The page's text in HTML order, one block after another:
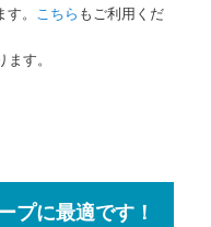
。 こちら もご利用くだ
す。
プに最適です！